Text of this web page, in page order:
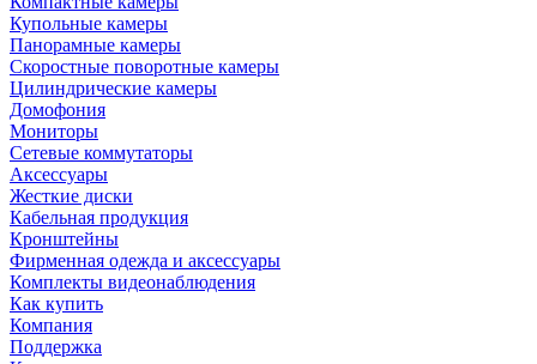
Купольные камеры
Панорамные камеры
Скоростные поворотные камеры
Цилиндрические камеры
Домофония
Мониторы
Сетевые коммутаторы
Аксессуары
Жесткие диски
Кабельная продукция
Кронштейны
Фирменная одежда и аксессуары
Комплекты видеонаблюдения
Как купить
Компания
Поддержка